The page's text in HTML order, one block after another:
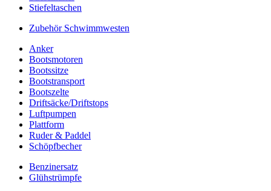
Stiefeltaschen
Zubehör Schwimmwesten
Anker
Bootsmotoren
Bootssitze
Bootstransport
Bootszelte
Driftsäcke/Driftstops
Luftpumpen
Plattform
Ruder & Paddel
Schöpfbecher
Benzinersatz
Glühstrümpfe